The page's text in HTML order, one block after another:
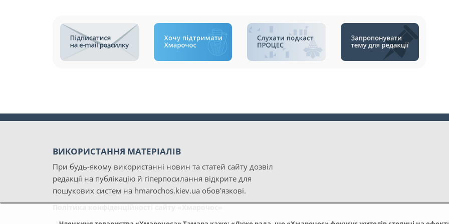
ВИКОРИСТАННЯ МАТЕРІАЛІВ
При будь-якому використанні новин та статей сайту дозвіл
редакції на публікацію й гіперпосилання відкрите для
пошукових систем на hmarochos.kiev.ua обов'язкові.